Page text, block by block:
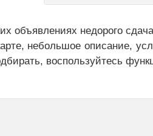
объявлениях недорого
небольшое описание,
воспользуйтесь